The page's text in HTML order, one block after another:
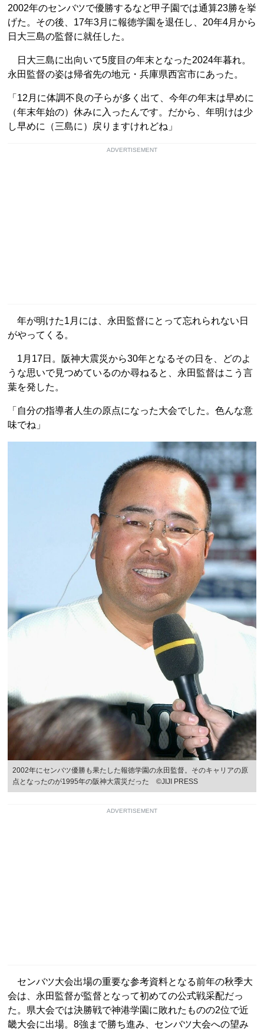
2002年のセンバツで優勝するなど甲子園では通算23勝を挙
げた。その後、17年3月に報徳学園を退任し、20年4月から
日大三島の監督に就任した。
日大三島に出向いて5度目の年末となった2024年暮れ。
永田監督の姿は帰省先の地元・兵庫県西宮市にあった。
「12月に体調不良の子らが多く出て、今年の年末は早めに
（年末年始の）休みに入ったんです。だから、年明けは少
し早めに（三島に）戻りますけれどね」
ADVERTISEMENT
年が明けた1月には、永田監督にとって忘れられない日
がやってくる。
1月17日。阪神大震災から30年となるその日を、どのよ
うな思いで見つめているのか尋ねると、永田監督はこう言
葉を発した。
「自分の指導者人生の原点になった大会でした。色んな意
味でね」
2002年にセンバツ優勝も果たした報徳学園の永田監督。そのキャリアの原
点となったのが1995年の阪神大震災だった ©JIJI PRESS
ADVERTISEMENT
センバツ大会出場の重要な参考資料となる前年の秋季大
会は、永田監督が監督となって初めての公式戦采配だっ
た。県大会では決勝戦で神港学園に敗れたものの2位で近
畿大会に出場。8強まで勝ち進み、センバツ大会への望み